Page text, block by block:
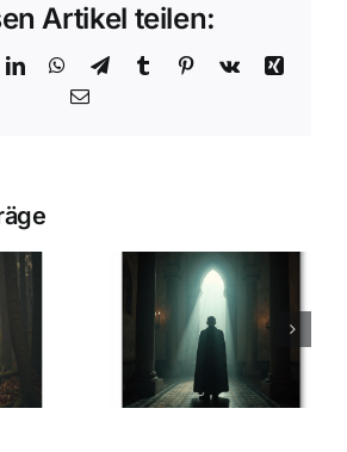
Artikel teilen:
LinkedInWhatsApp
TelegramTumblr Pinterest
Vk
Xing
E-
Symbol-
Kolloquium
der WSG in
Mannheim